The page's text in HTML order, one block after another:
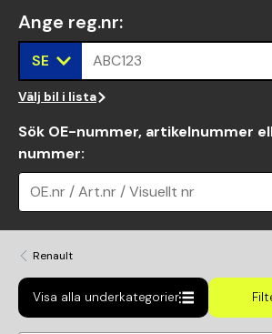
Ange reg.nr:
SE ABC123
Välj bil i lista
Sök OE-nummer, artikelnummer
nummer:
OE.nr / Art.nr / Visuellt nr
Renault
Visa alla underkategorier